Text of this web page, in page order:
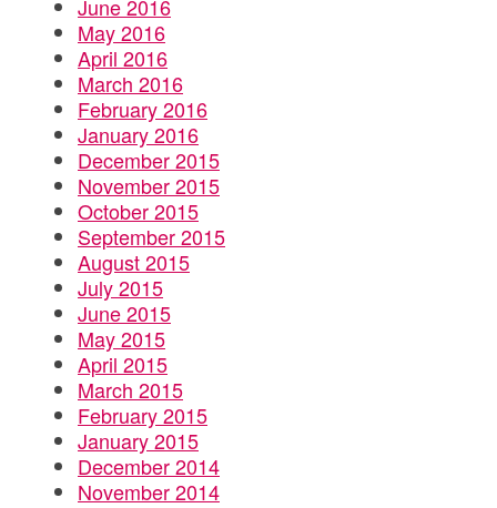
June 2016
May 2016
April 2016
March 2016
February 2016
January 2016
December 2015
November 2015
October 2015
September 2015
August 2015
July 2015
June 2015
May 2015
April 2015
March 2015
February 2015
January 2015
December 2014
November 2014